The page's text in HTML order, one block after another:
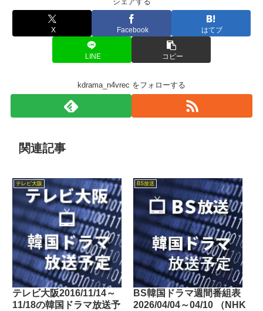
X Facebook はてブ
LINE コピー
kdrama_n4vrec をフォローする
関連記事
テレビ大阪
テレビ大阪2016/11/14～
11/18の韓国ドラマ放送予
BS放送
BS韓国ドラマ週間番組表
2026/04/04～04/10 （NHK